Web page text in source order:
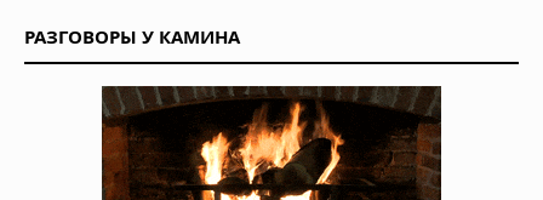
31.07.2026 в 08:20
Лесные пожары объявлены
«угрозой национальной
безопасности» в Европе, пламя
распространилось на Грецию и
Великобританию
РАЗГОВОРЫ У КАМИНА